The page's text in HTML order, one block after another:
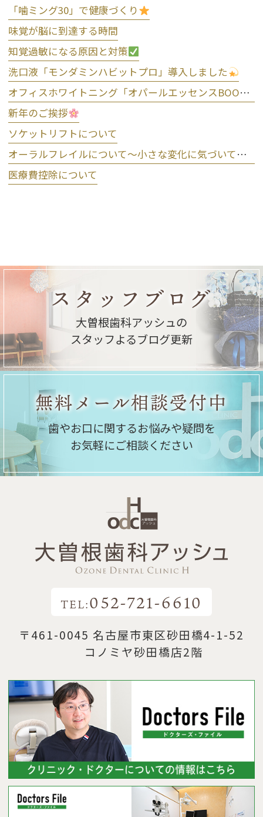
「噛ミング30」で健康づくり
味覚が脳に到達する時間
知覚過敏になる原因と対策
洗口液「モンダミンハビットプロ」導入しました
オフィスホワイトニング「オパールエッセンスBOOST」導入しました
新年のご挨拶
ソケットリフトについて
オーラルフレイルについて～小さな変化に気づいて予防しましょう～
医療費控除について
スタッフブログ
大曽根歯科アッシュの
スタッフよるブログ更新
無料メール相談受付中
歯やお口に関するお悩みや疑問を
お気軽にご相談ください
TEL:052-721-6610
〒461-0045 名古屋市東区砂田橋4-1-52
コノミヤ砂田橋店2階